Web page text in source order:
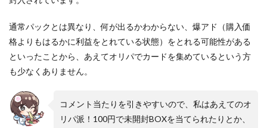
通常パックとは異なり、何が出るかわからない、爆アド（購入価
格よりもはるかに利益をとれている状態）をとれる可能性がある
といったことから、あえてオリパでカードを集めているという方
も少なくありません。
コメント当たりを引きやすいので、私はあえてのオ
リパ派！100円で未開封BOXを当てられたりとか、